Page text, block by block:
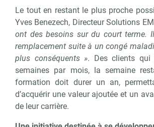
Le tout en restant le plus proche
Yves Benezech, Directeur Solutions
ont des besoins sur du court terme.
remplacement suite à un congé
plus conséquents ». Des clients qui
semaines par mois, la semaine
formation doit durer un an,
d’acquérir une valeur ajoutée et un
de leur carrière.